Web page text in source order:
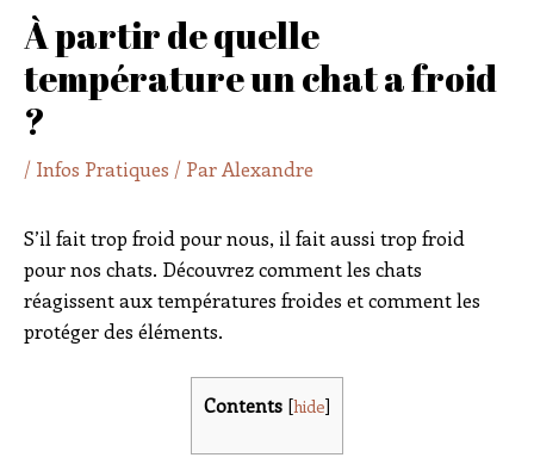
À partir de quelle
température un chat a froid
?
/ Infos Pratiques / Par Alexandre
S’il fait trop froid pour nous, il fait aussi trop froid
pour nos chats. Découvrez comment les chats
réagissent aux températures froides et comment les
protéger des éléments.
Contents [hide]